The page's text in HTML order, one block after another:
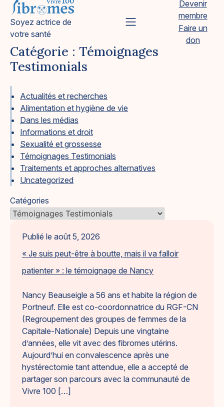
Skip
content
Vivre 100 Fibromes
Soyez actrice de
votre santé
Primary Menu
Devenir
membre
Faire un
don
Catégorie : Témoignages
Testimonials
Publié le août 5, 2026
« Je suis peut-être à boutte, mais il va falloir
patienter » : le témoignage de Nancy
Nancy Beauseigle a 56 ans et habite la région de
Portneuf. Elle est co-coordonnatrice du RGF-CN
(Regroupement des groupes de femmes de la
Capitale-Nationale) Depuis une vingtaine
d’années, elle vit avec des fibromes utérins.
Aujourd’hui en convalescence après une
hystérectomie tant attendue, elle a accepté de
partager son parcours avec la communauté de
Vivre 100 […]
Actualités et recherches
Alimentation et hygiène de vie
Dans les médias
Informations et droit
Sexualité et grossesse
Témoignages Testimonials
Traitements et approches alternatives
Uncategorized
Catégories